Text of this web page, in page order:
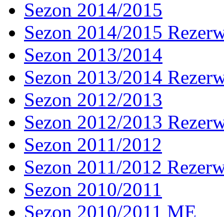
Sezon 2014/2015
Sezon 2014/2015
Sezon 2013/2014
Sezon 2013/2014
Sezon 2012/2013
Sezon 2012/2013
Sezon 2011/2012
Sezon 2011/2012
Sezon 2010/2011
Sezon 2010/2011 ME